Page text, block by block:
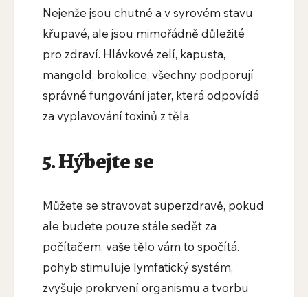
Nejenže jsou chutné a v syrovém stavu
křupavé, ale jsou mimořádně důležité
pro zdraví. Hlávkové zelí, kapusta,
mangold, brokolice, všechny podporují
správné fungování jater, která odpovídá
za vyplavování toxinů z těla.
5. Hýbejte se
Můžete se stravovat superzdravě, pokud
ale budete pouze stále sedět za
počítačem, vaše tělo vám to spočítá.
pohyb stimuluje lymfatický systém,
zvyšuje prokrvení organismu a tvorbu